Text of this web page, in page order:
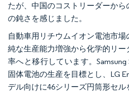
たが、中国のコストリーダーか
の鈍さを感じました。
自動車用リチウムイオン電池市
純な生産能力増強から化学的リ
率へと移行しています。
固体電池の生産を目標とし、LG
デル向けに46シリーズ円筒形セ